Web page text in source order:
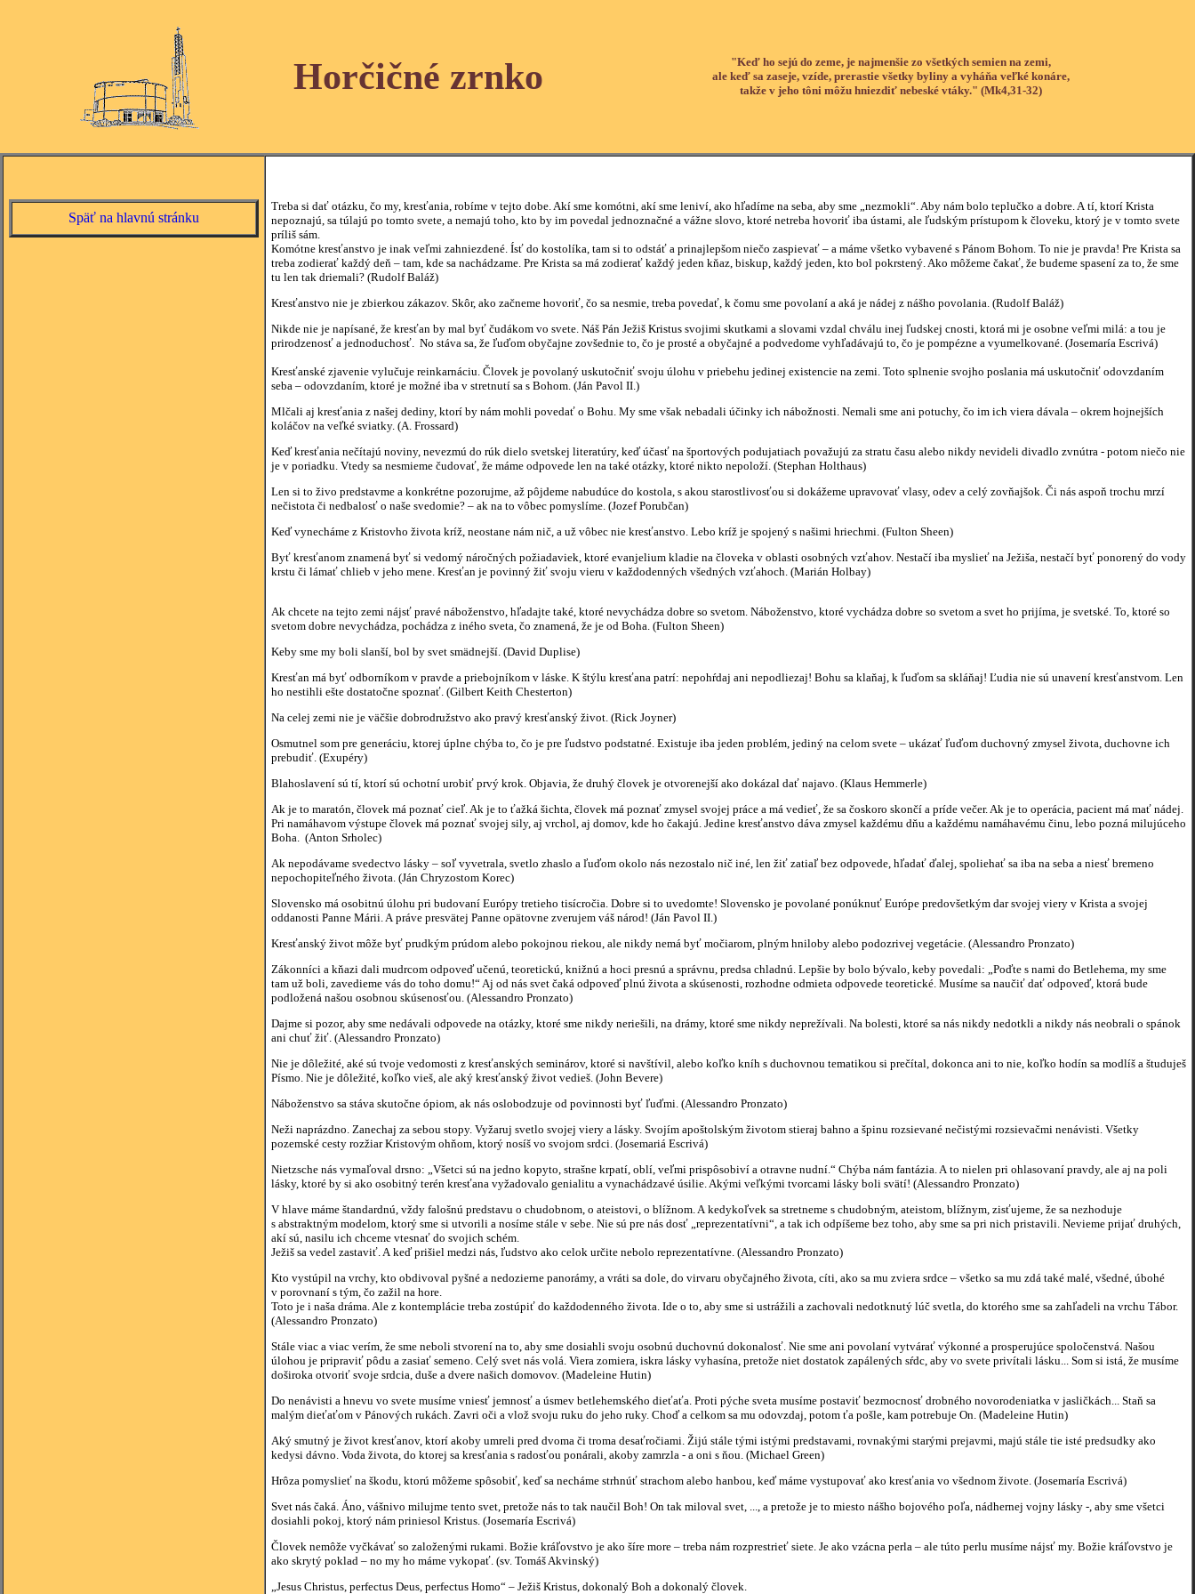
Horčičné zrnko
"Keď ho sejú do zeme, je najmenšie zo všetkých semien na zemi,
ale keď sa zaseje, vzíde, prerastie všetky byliny a vyháňa veľké konáre,
takže v jeho tôni môžu hniezdiť nebeské vtáky." (Mk4,31-32)
Späť na hlavnú stránku
Treba si dať otázku, čo my, kresťania, robíme v tejto dobe. Akí sme komótni, akí sme leniví, ako hľadíme na seba, aby sme „nezmokli“. Aby nám bolo teplučko a dobre. A tí, ktorí Krista
nepoznajú, sa túlajú po tomto svete, a nemajú toho, kto by im povedal jednoznačné a vážne slovo, ktoré netreba hovoriť iba ústami, ale ľudským prístupom k človeku, ktorý je v tomto svete
príliš sám.
Komótne kresťanstvo je inak veľmi zahniezdené. Ísť do kostolíka, tam si to odstáť a prinajlepšom niečo zaspievať – a máme všetko vybavené s Pánom Bohom. To nie je pravda! Pre Krista sa
treba zodierať každý deň – tam, kde sa nachádzame. Pre Krista sa má zodierať každý jeden kňaz, biskup, každý jeden, kto bol pokrstený. Ako môžeme čakať, že budeme spasení za to, že sme
tu len tak driemali? (Rudolf Baláž)
Kresťanstvo nie je zbierkou zákazov. Skôr, ako začneme hovoriť, čo sa nesmie, treba povedať, k čomu sme povolaní a aká je nádej z nášho povolania. (Rudolf Baláž)
Nikde nie je napísané, že kresťan by mal byť čudákom vo svete. Náš Pán Ježiš Kristus svojimi skutkami a slovami vzdal chválu inej ľudskej cnosti, ktorá mi je osobne veľmi milá: a tou je
prirodzenosť a jednoduchosť. No stáva sa, že ľuďom obyčajne zovšednie to, čo je prosté a obyčajné a podvedome vyhľadávajú to, čo je pompézne a vyumelkované. (Josemaría Escrivá)
Kresťanské zjavenie vylučuje reinkarnáciu. Človek je povolaný uskutočniť svoju úlohu v priebehu jedinej existencie na zemi. Toto splnenie svojho poslania má uskutočniť odovzdaním
seba – odovzdaním, ktoré je možné iba v stretnutí sa s Bohom. (Ján Pavol II.)
Mlčali aj kresťania z našej dediny, ktorí by nám mohli povedať o Bohu. My sme však nebadali účinky ich nábožnosti. Nemali sme ani potuchy, čo im ich viera dávala – okrem hojnejších
koláčov na veľké sviatky. (A. Frossard)
Keď kresťania nečítajú noviny, nevezmú do rúk dielo svetskej literatúry, keď účasť na športových podujatiach považujú za stratu času alebo nikdy nevideli divadlo zvnútra - potom niečo nie
je v poriadku. Vtedy sa nesmieme čudovať, že máme odpovede len na také otázky, ktoré nikto nepoloží. (Stephan Holthaus)
Len si to živo predstavme a konkrétne pozorujme, až pôjdeme nabudúce do kostola, s akou starostlivosťou si dokážeme upravovať vlasy, odev a celý zovňajšok. Či nás aspoň trochu mrzí
nečistota či nedbalosť o naše svedomie? – ak na to vôbec pomyslíme. (Jozef Porubčan)
Keď vynecháme z Kristovho života kríž, neostane nám nič, a už vôbec nie kresťanstvo. Lebo kríž je spojený s našimi hriechmi. (Fulton Sheen)
Byť kresťanom znamená byť si vedomý náročných požiadaviek, ktoré evanjelium kladie na človeka v oblasti osobných vzťahov. Nestačí iba myslieť na Ježiša, nestačí byť ponorený do vody
krstu či lámať chlieb v jeho mene. Kresťan je povinný žiť svoju vieru v každodenných všedných vzťahoch. (Marián Holbay)
Ak chcete na tejto zemi nájsť pravé náboženstvo, hľadajte také, ktoré nevychádza dobre so svetom. Náboženstvo, ktoré vychádza dobre so svetom a svet ho prijíma, je svetské. To, ktoré so
svetom dobre nevychádza, pochádza z iného sveta, čo znamená, že je od Boha. (Fulton Sheen)
Keby sme my boli slanší, bol by svet smädnejší. (David Duplise)
Kresťan má byť odborníkom v pravde a priebojníkom v láske. K štýlu kresťana patrí: nepohŕdaj ani nepodliezaj! Bohu sa klaňaj, k ľuďom sa skláňaj! Ľudia nie sú unavení kresťanstvom. Len
ho nestihli ešte dostatočne spoznať. (Gilbert Keith Chesterton)
Na celej zemi nie je väčšie dobrodružstvo ako pravý kresťanský život. (Rick Joyner)
Osmutnel som pre generáciu, ktorej úplne chýba to, čo je pre ľudstvo podstatné. Existuje iba jeden problém, jediný na celom svete – ukázať ľuďom duchovný zmysel života, duchovne ich
prebudiť. (Exupéry)
Blahoslavení sú tí, ktorí sú ochotní urobiť prvý krok. Objavia, že druhý človek je otvorenejší ako dokázal dať najavo. (Klaus Hemmerle)
Ak je to maratón, človek má poznať cieľ. Ak je to ťažká šichta, človek má poznať zmysel svojej práce a má vedieť, že sa čoskoro skončí a príde večer. Ak je to operácia, pacient má mať nádej.
Pri namáhavom výstupe človek má poznať svojej sily, aj vrchol, aj domov, kde ho čakajú. Jedine kresťanstvo dáva zmysel každému dňu a každému namáhavému činu, lebo pozná milujúceho
Boha. (Anton Srholec)
Ak nepodávame svedectvo lásky – soľ vyvetrala, svetlo zhaslo a ľuďom okolo nás nezostalo nič iné, len žiť zatiaľ bez odpovede, hľadať ďalej, spoliehať sa iba na seba a niesť bremeno
nepochopiteľného života. (Ján Chryzostom Korec)
Slovensko má osobitnú úlohu pri budovaní Európy tretieho tisícročia. Dobre si to uvedomte! Slovensko je povolané ponúknuť Európe predovšetkým dar svojej viery v Krista a svojej
oddanosti Panne Márii. A práve presvätej Panne opätovne zverujem váš národ! (Ján Pavol II.)
Kresťanský život môže byť prudkým prúdom alebo pokojnou riekou, ale nikdy nemá byť močiarom, plným hniloby alebo podozrivej vegetácie. (Alessandro Pronzato)
Zákonníci a kňazi dali mudrcom odpoveď učenú, teoretickú, knižnú a hoci presnú a správnu, predsa chladnú. Lepšie by bolo bývalo, keby povedali: „Poďte s nami do Betlehema, my sme
tam už boli, zavedieme vás do toho domu!“ Aj od nás svet čaká odpoveď plnú života a skúsenosti, rozhodne odmieta odpovede teoretické. Musíme sa naučiť dať odpoveď, ktorá bude
podložená našou osobnou skúsenosťou. (Alessandro Pronzato)
Dajme si pozor, aby sme nedávali odpovede na otázky, ktoré sme nikdy neriešili, na drámy, ktoré sme nikdy neprežívali. Na bolesti, ktoré sa nás nikdy nedotkli a nikdy nás neobrali o spánok
ani chuť žiť. (Alessandro Pronzato)
Nie je dôležité, aké sú tvoje vedomosti z kresťanských seminárov, ktoré si navštívil, alebo koľko kníh s duchovnou tematikou si prečítal, dokonca ani to nie, koľko hodín sa modlíš a študuješ
Písmo. Nie je dôležité, koľko vieš, ale aký kresťanský život vedieš. (John Bevere)
Náboženstvo sa stáva skutočne ópiom, ak nás oslobodzuje od povinnosti byť ľuďmi. (Alessandro Pronzato)
Neži naprázdno. Zanechaj za sebou stopy. Vyžaruj svetlo svojej viery a lásky. Svojím apoštolským životom stieraj bahno a špinu rozsievané nečistými rozsievačmi nenávisti. Všetky
pozemské cesty rozžiar Kristovým ohňom, ktorý nosíš vo svojom srdci. (Josemariá Escrivá)
Nietzsche nás vymaľoval drsno: „Všetci sú na jedno kopyto, strašne krpatí, oblí, veľmi prispôsobiví a otravne nudní.“ Chýba nám fantázia. A to nielen pri ohlasovaní pravdy, ale aj na poli
lásky, ktoré by si ako osobitný terén kresťana vyžadovalo genialitu a vynachádzavé úsilie. Akými veľkými tvorcami lásky boli svätí! (Alessandro Pronzato)
V hlave máme štandardnú, vždy falošnú predstavu o chudobnom, o ateistovi, o blížnom. A kedykoľvek sa stretneme s chudobným, ateistom, blížnym, zisťujeme, že sa nezhoduje
s abstraktným modelom, ktorý sme si utvorili a nosíme stále v sebe. Nie sú pre nás dosť „reprezentatívni“, a tak ich odpíšeme bez toho, aby sme sa pri nich pristavili. Nevieme prijať druhých,
akí sú, nasilu ich chceme vtesnať do svojich schém.
Ježiš sa vedel zastaviť. A keď prišiel medzi nás, ľudstvo ako celok určite nebolo reprezentatívne. (Alessandro Pronzato)
Kto vystúpil na vrchy, kto obdivoval pyšné a nedozierne panorámy, a vráti sa dole, do virvaru obyčajného života, cíti, ako sa mu zviera srdce – všetko sa mu zdá také malé, všedné, úbohé
v porovnaní s tým, čo zažil na hore.
Toto je i naša dráma. Ale z kontemplácie treba zostúpiť do každodenného života. Ide o to, aby sme si ustrážili a zachovali nedotknutý lúč svetla, do ktorého sme sa zahľadeli na vrchu Tábor.
(Alessandro Pronzato)
Stále viac a viac verím, že sme neboli stvorení na to, aby sme dosiahli svoju osobnú duchovnú dokonalosť. Nie sme ani povolaní vytvárať výkonné a prosperujúce spoločenstvá. Našou
úlohou je pripraviť pôdu a zasiať semeno. Celý svet nás volá. Viera zomiera, iskra lásky vyhasína, pretože niet dostatok zapálených sŕdc, aby vo svete privítali lásku... Som si istá, že musíme
doširoka otvoriť svoje srdcia, duše a dvere našich domovov. (Madeleine Hutin)
Do nenávisti a hnevu vo svete musíme vniesť jemnosť a úsmev betlehemského dieťaťa. Proti pýche sveta musíme postaviť bezmocnosť drobného novorodeniatka v jasličkách... Staň sa
malým dieťaťom v Pánových rukách. Zavri oči a vlož svoju ruku do jeho ruky. Choď a celkom sa mu odovzdaj, potom ťa pošle, kam potrebuje On. (Madeleine Hutin)
Aký smutný je život kresťanov, ktorí akoby umreli pred dvoma či troma desaťročiami. Žijú stále tými istými predstavami, rovnakými starými prejavmi, majú stále tie isté predsudky ako
kedysi dávno. Voda života, do ktorej sa kresťania s radosťou ponárali, akoby zamrzla - a oni s ňou. (Michael Green)
Hrôza pomyslieť na škodu, ktorú môžeme spôsobiť, keď sa necháme strhnúť strachom alebo hanbou, keď máme vystupovať ako kresťania vo všednom živote. (Josemaría Escrivá)
Svet nás čaká. Áno, vášnivo milujme tento svet, pretože nás to tak naučil Boh! On tak miloval svet, ..., a pretože je to miesto nášho bojového poľa, nádhernej vojny lásky -, aby sme všetci
dosiahli pokoj, ktorý nám priniesol Kristus. (Josemaría Escrivá)
Človek nemôže vyčkávať so založenými rukami. Božie kráľovstvo je ako šíre more – treba nám rozprestrieť siete. Je ako vzácna perla – ale túto perlu musíme nájsť my. Božie kráľovstvo je
ako skrytý poklad – no my ho máme vykopať. (sv. Tomáš Akvinský)
„Jesus Christus, perfectus Deus, perfectus Homo“ – Ježiš Kristus, dokonalý Boh a dokonalý človek.